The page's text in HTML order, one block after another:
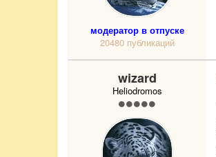
модератор в отпуске
20480 публикаций
wizard
Heliodromos